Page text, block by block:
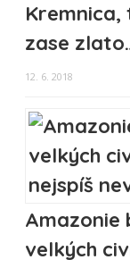
zase
12. 6. 2018
Amazonie
velkých